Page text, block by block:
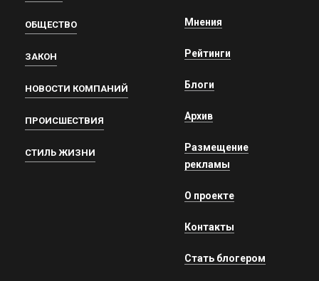
ОБЩЕСТВО
ЗАКОН
НОВОСТИ КОМПАНИЙ
ПРОИСШЕСТВИЯ
СТИЛЬ ЖИЗНИ
Мнения
Рейтинги
Блоги
Архив
Размещение
рекламы
О проекте
Контакты
Стать блогером